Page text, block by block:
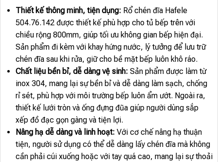
Thiết kế thông minh, tiện dụng: Rổ chén đĩa Hafele
504.76.142 được thiết kế phù hợp cho tủ bếp trên với
chiều rộng 800mm, giúp tối ưu không gian bếp hiện đại.
Sản phẩm đi kèm với khay hứng nước, lý tưởng để lưu trữ
chén đĩa sau khi rửa, giữ cho bề mặt bếp luôn khô ráo.
Chất liệu bền bỉ, dễ dàng vệ sinh: Sản phẩm được làm từ
inox 304, mang lại sự bền bỉ và dễ dàng làm sạch, chống
rỉ sét, phù hợp với môi trường bếp luôn ẩm ướt. Ngoài ra,
thiết kế lưới tròn và ống đựng đũa giúp người dùng sắp
xếp đồ đạc gọn gàng và tiện lợi.
Nâng hạ dễ dàng và linh hoạt: Với cơ chế nâng hạ thuận
tiện, người sử dụng có thể dễ dàng lấy chén đĩa mà không
cần phải cúi xuống hoặc với tay quá cao, mang lại sự thoải